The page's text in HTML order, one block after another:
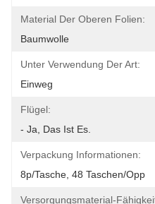
Material Der Oberen Folien:
Baumwolle
Unter Verwendung Der Art:
Einweg
Flügel:
- Ja, Das Ist Es.
Verpackung Informationen:
8p/Tasche, 48 Taschen/Opp
Versorgungsmaterial-